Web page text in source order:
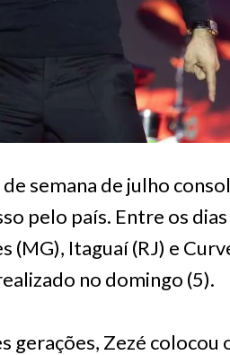
semana de julho
pelo país. Entre os
Itaguaí (RJ) e
no domingo (5).
Zezé colocou